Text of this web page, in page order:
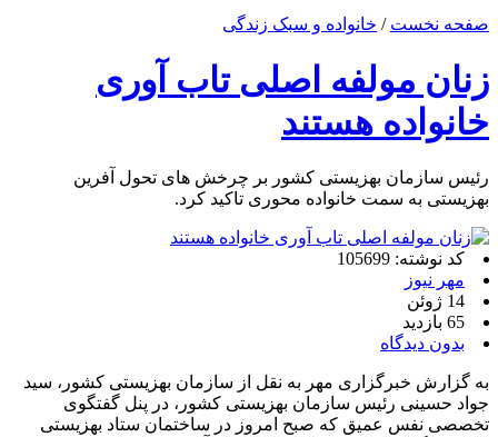
صفحه نخست / خانواده و سبک زندگی
زنان مولفه اصلی تاب آوری
خانواده‌ هستند
رئیس سازمان بهزیستی کشور بر چرخش های تحول آفرین
بهزیستی به سمت خانواده محوری تاکید کرد.
کد نوشته: 105699
مهر نیوز
14 ژوئن
65 بازدید
بدون دیدگاه
به گزارش خبرگزاری مهر به نقل از سازمان بهزیستی کشور، سید
جواد حسینی رئیس سازمان بهزیستی کشور، در پنل گفتگوی
تخصصی نفس عمیق که صبح امروز در ساختمان ستاد بهزیستی